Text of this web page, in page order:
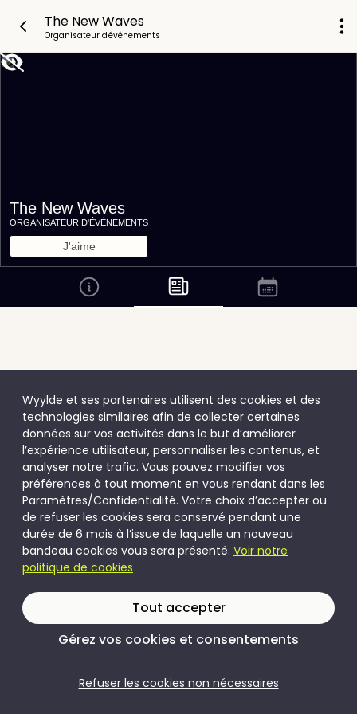
The New Waves
Organisateur d'événements
The New Waves
ORGANISATEUR D'ÉVÉNEMENTS
J'aime
Wyylde et ses partenaires utilisent des cookies et des
technologies similaires afin de collecter certaines
données sur vos activités dans le but d’améliorer
l’expérience utilisateur, personnaliser les contenus, et
analyser notre trafic. Vous pouvez modifier vos
préférences à tout moment en vous rendant dans les
Paramètres/Confidentialité. Votre choix d’accepter ou
de refuser les cookies sera conservé pendant une
durée de 6 mois à l’issue de laquelle un nouveau
bandeau cookies vous sera présenté. Voir notre
politique de cookies
Tout accepter
Gérez vos cookies et consentements
Refuser les cookies non nécessaires